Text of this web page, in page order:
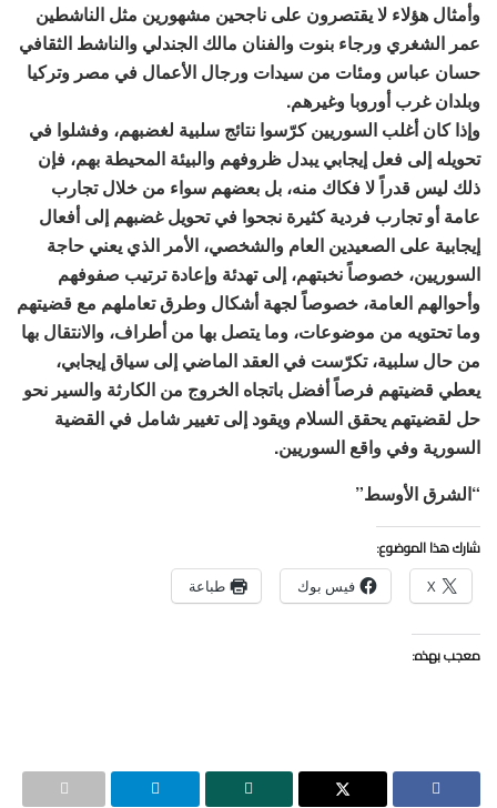
وأمثال هؤلاء لا يقتصرون على ناجحين مشهورين مثل الناشطين
عمر الشغري ورجاء بنوت والفنان مالك الجندلي والناشط الثقافي
حسان عباس ومئات من سيدات ورجال الأعمال في مصر وتركيا
وبلدان غرب أوروبا وغيرهم.
وإذا كان أغلب السوريين كرّسوا نتائج سلبية لغضبهم، وفشلوا في
تحويله إلى فعل إيجابي يبدل ظروفهم والبيئة المحيطة بهم، فإن
ذلك ليس قدراً لا فكاك منه، بل بعضهم سواء من خلال تجارب
عامة أو تجارب فردية كثيرة نجحوا في تحويل غضبهم إلى أفعال
إيجابية على الصعيدين العام والشخصي، الأمر الذي يعني حاجة
السوريين، خصوصاً نخبتهم، إلى تهدئة وإعادة ترتيب صفوفهم
وأحوالهم العامة، خصوصاً لجهة أشكال وطرق تعاملهم مع قضيتهم
وما تحتويه من موضوعات، وما يتصل بها من أطراف، والانتقال بها
من حال سلبية، تكرّست في العقد الماضي إلى سياق إيجابي،
يعطي قضيتهم فرصاً أفضل باتجاه الخروج من الكارثة والسير نحو
حل لقضيتهم يحقق السلام ويقود إلى تغيير شامل في القضية
السورية وفي واقع السوريين.
“الشرق الأوسط”
شارك هذا الموضوع:
X فيس بوك طباعة
معجب بهذه: